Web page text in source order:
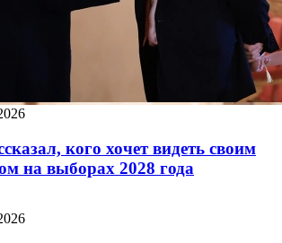
кого хочет видеть своим
на выборах 2028 года